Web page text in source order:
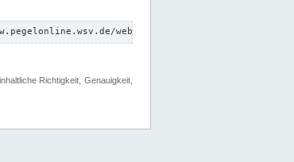
webservices/nutzer/files"
Richtigkeit, Genauigkeit,